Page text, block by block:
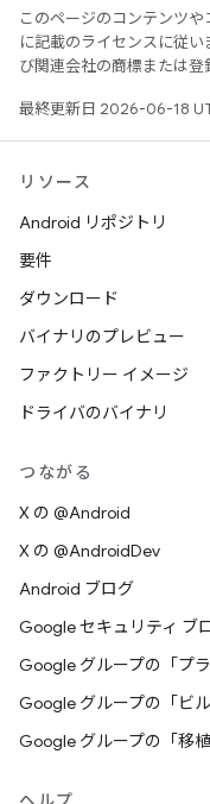
このページのコンテンツや
に記載のライセンスに従
び関連会社の商標または登
最終更新日 2026-06-18
リソース
Android リポジトリ
要件
ダウンロード
バイナリのプレビュー
ファクトリー イメージ
ドライバのバイナリ
つながる
X の @Android
X の @AndroidDev
Android ブログ
Google セキュリティ ブ
Google グループの「プ
Google グループの「ビ
Google グループの「移